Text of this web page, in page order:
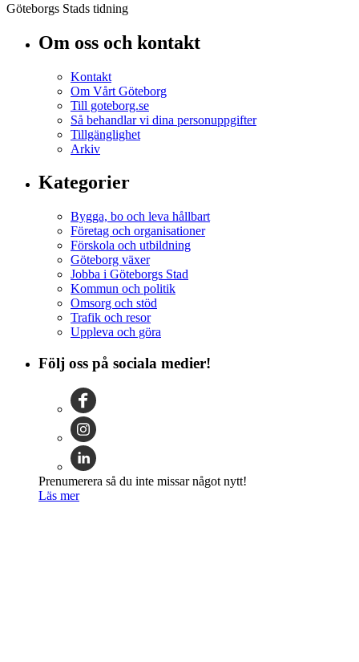
Göteborgs Stads tidning
Om oss och kontakt
Kontakt
Om Vårt Göteborg
Till goteborg.se
Så behandlar vi dina personuppgifter
Tillgänglighet
Arkiv
Kategorier
Bygga, bo och leva hållbart
Företag och organisationer
Förskola och utbildning
Göteborg växer
Jobba i Göteborgs Stad
Kommun och politik
Omsorg och stöd
Trafik och resor
Uppleva och göra
Följ oss på sociala medier!
Prenumerera så du inte missar något nytt!
Läs mer